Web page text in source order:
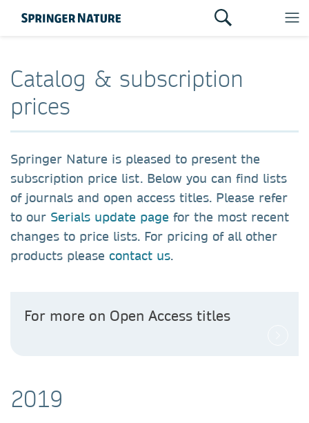
Catalog & subscription
prices
Springer Nature is pleased to present the
subscription price list. Below you can find lists
of journals and open access titles. Please refer
to our Serials update page for the most recent
changes to price lists. For pricing of all other
products please contact us.
For more on Open Access titles
2019